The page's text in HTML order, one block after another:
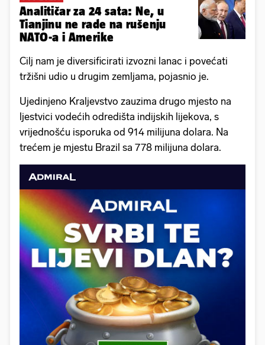
Analitičar za 24 sata: Ne, u
Tianjinu ne rade na rušenju
NATO-a i Amerike
Cilj nam je diversificirati izvozni lanac i povećati
tržišni udio u drugim zemljama, pojasnio je.
Ujedinjeno Kraljevstvo zauzima drugo mjesto na
ljestvici vodećih odredišta indijskih lijekova, s
vrijednošću isporuka od 914 milijuna dolara. Na
trećem je mjestu Brazil sa 778 milijuna dolara.